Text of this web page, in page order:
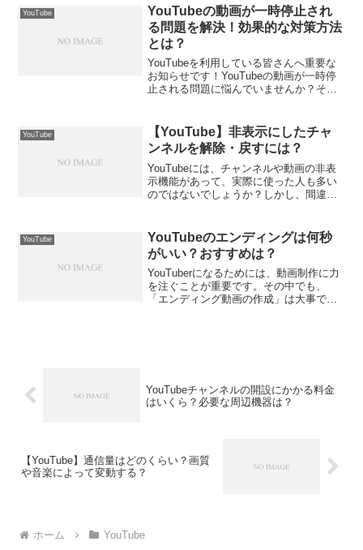
ょう。そんな時は、おすすめをリセット
するといいで...
YouTube
YouTubeの動画が一時停止され
る問題を解決！効果的な対策方法
とは？
YouTubeを利用している皆さんへ重要な
お知らせです！YouTubeの動画が一時停
止される問題に悩んでいませんか？そん
しての利用に最適なYouTube動画の連続
再生...
YouTube
【YouTube】非表示にしたチャ
ンネルを解除・戻すには？
YouTubeには、チャンネルや動画の非表
示機能があって、実際に使った人も多い
のではないでしょうか？しかし、間違っ
「【YouTube】非表示にした動画やチャ
ンネルを解除...
YouTube
YouTubeのエンディングは何秒
がいい？おすすめは？
YouTuberになるためには、動画制作に力
を注ぐことが重要です。その中でも、
「エンディング動画の作成」は大事です
YouTubeチャンネルの開設にかかる料金
はいくら？必要な周辺機器は？
【YouTube】通信量はどのくらい？画質
や音楽によって変動する？
ホーム YouTube